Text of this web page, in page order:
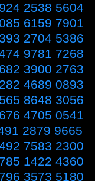
2538 5604
6159 7901
2704 5386
9781 7268
3900 2763
4689 0893
8648 3056
4705 0541
2879 9665
7583 2300
1422 4360
3573 5180